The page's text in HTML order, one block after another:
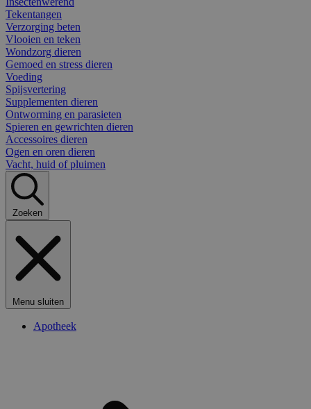
Tekentangen
Verzorging beten
Vlooien en teken
Wondzorg dieren
Gemoed en stress dieren
Voeding
Spijsvertering
Supplementen dieren
Ontworming en parasieten
Spieren en gewrichten dieren
Accessoires dieren
Ogen en oren dieren
Vacht, huid of pluimen
Zoeken
Menu sluiten
Apotheek